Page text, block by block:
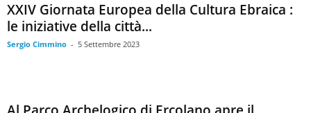
XXIV Giornata Europea della Cultura Ebraica :
le iniziative della città...
Sergio Cimmino - 5 Settembre 2023